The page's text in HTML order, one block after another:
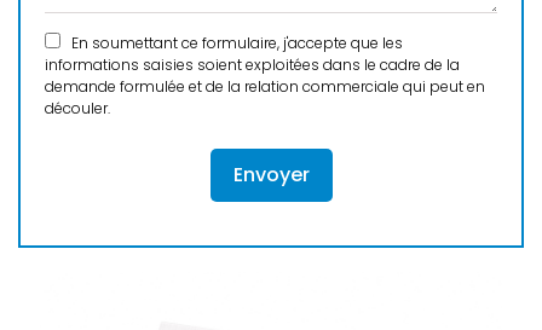
En soumettant ce formulaire, j'accepte que les
informations saisies soient exploitées dans le cadre de la
demande formulée et de la relation commerciale qui peut en
découler.